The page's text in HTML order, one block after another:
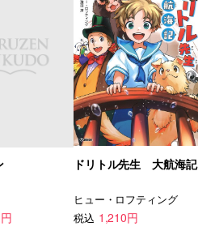
ドリトル先生 大航海記
ヒュー・ロフティング
税込 1,210円